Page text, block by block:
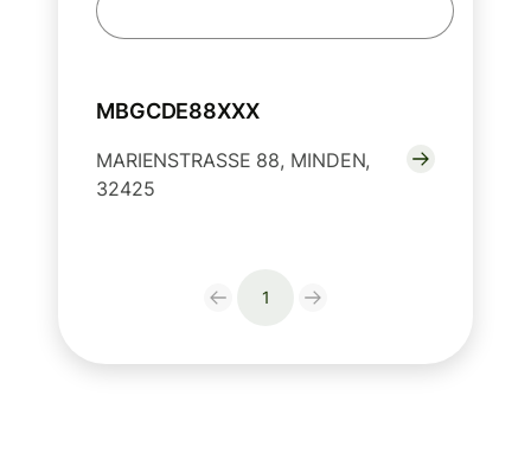
MBGCDE88XXX
MARIENSTRASSE 88, MINDEN,
32425
1